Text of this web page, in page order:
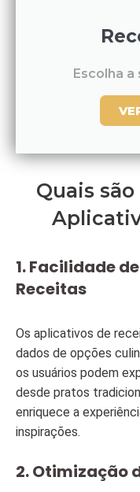
Escolha
Quais
1.Facilidade
Receitas
Os aplicativos de
dados de opções
os usuários podem
desde pratos
enriquece a
inspirações.
2.Otimização